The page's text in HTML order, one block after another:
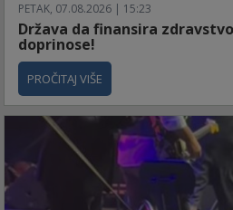
PETAK, 07.08.2026 | 15:23
Država da finansira
doprinose!
PROČITAJ VIŠE